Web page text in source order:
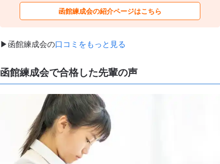
函館練成会の紹介ページはこちら
▶︎函館練成会の口コミをもっと見る
函館練成会で合格した先輩の声